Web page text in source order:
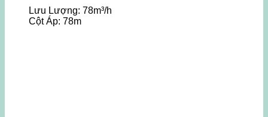
Lưu Lượng: 78m³/h
Cột Áp: 78m